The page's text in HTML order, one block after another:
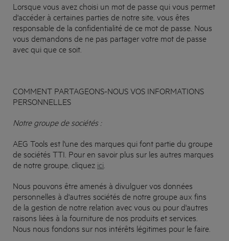
Lorsque vous avez choisi un mot de passe qui vous permet
d'accéder à certaines parties de notre site, vous êtes
responsable de la confidentialité de ce mot de passe. Nous
vous demandons de ne pas partager votre mot de passe
avec qui que ce soit.
COMMENT PARTAGEONS-NOUS VOS INFORMATIONS
PERSONNELLES
Notre groupe de sociétés :
AEG Tools est l'une des marques qui font partie du groupe
de sociétés TTI. Pour en savoir plus sur les autres marques
de notre groupe, cliquez ici
Nous pouvons être amenés à divulguer vos données
personnelles à d'autres sociétés de notre groupe aux fins
de la gestion de notre relation avec vous ou pour d'autres
raisons liées à la fourniture de nos produits et services.
Nous nous fondons sur nos intérêts légitimes pour le faire.